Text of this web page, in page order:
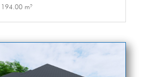
194.00 m²